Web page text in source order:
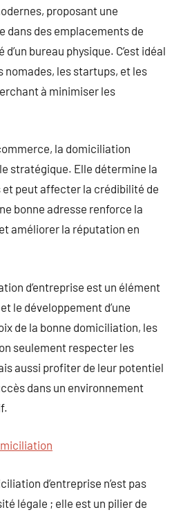
proposant une
dans des emplacements de
bureau physique. C’est idéal
nomades, les startups, et les
à minimiser les
la domiciliation
stratégique. Elle détermine la
peut affecter la crédibilité de
bonne adresse renforce la
améliorer la réputation en
d’entreprise est un élément
le développement d’une
de la bonne domiciliation, les
seulement respecter les
aussi profiter de leur potentiel
dans un environnement
d’entreprise n’est pas
légale ; elle est un pilier de